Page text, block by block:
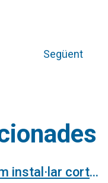
Següent
Com instal·lar cortines d'aire?